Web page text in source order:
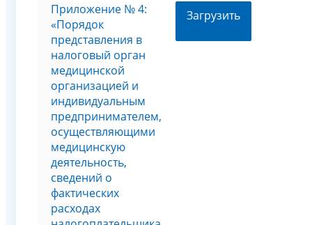
Приложение № 4:
«Порядок
представления в
налоговый орган
медицинской
организацией и
индивидуальным
предпринимателем,
осуществляющими
медицинскую
деятельность,
сведений о
фактических
расходах
Загрузить